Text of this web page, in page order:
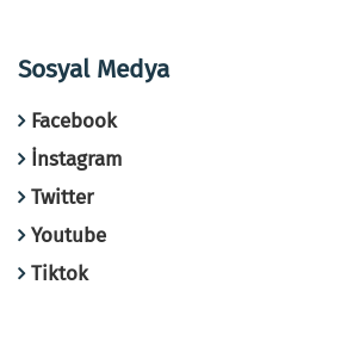
Sosyal Medya
Facebook
İnstagram
Twitter
Youtube
Tiktok